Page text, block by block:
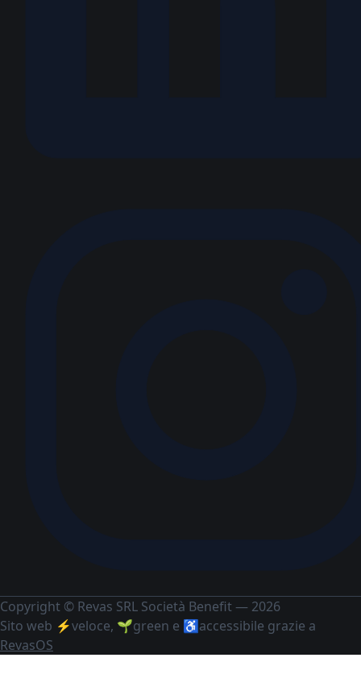
Copyright © Revas SRL Società Benefit — 2026
Sito web ⚡️veloce, 🌱green e ♿️accessibile grazie a
RevasOS